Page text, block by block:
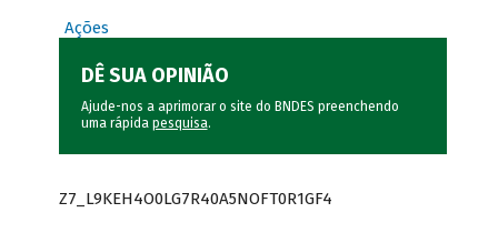
Ações
DÊ SUA OPINIÃO
Ajude-nos a aprimorar o site do BNDES preenchendo
uma rápida pesquisa.
Z7_L9KEH4O0LG7R40A5NOFT0R1GF4